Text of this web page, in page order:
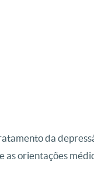
da
orientações